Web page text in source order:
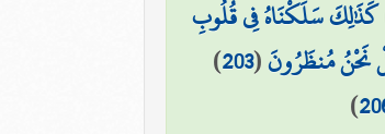
كَذَٰلِكَ سَلَكْنَاهُ فِي قُلُوبِ
نَحْنُ مُنظَرُونَ(
203
)
)